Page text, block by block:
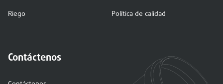
Riego
Política de calidad
Contáctenos